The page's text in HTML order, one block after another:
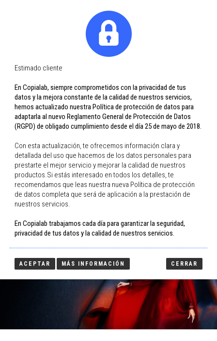
Hahnemühle
DIGIgraphie by Epson
lab@copialab.com
Contactar
PIDE TUS
ONLINE
EDITOR
COPIABOOKS
ONLINE
Estimado cliente
En Copialab, siempre comprometidos con la privacidad de tus
datos y la mejora constante de la calidad de nuestros servicios,
hemos actualizado nuestra Política de protección de datos para
adaptarla al nuevo Reglamento General de Protección de Datos
(RGPD) de obligado cumplimiento desde el día 25 de mayo de 2018.
Con esta actualización, te ofrecemos información clara y
detallada del uso que hacemos de los datos personales para
prestarte el mejor servicio y mejorar la calidad de nuestros
productos.Si estás interesado en todos los detalles, te
recomendamos que leas nuestra nueva Política de protección
de datos completa que será de aplicación a la prestación de
nuestros servicios.
En Copialab trabajamos cada día para garantizar la seguridad,
privacidad de tus datos y la calidad de nuestros servicios.
ACEPTAR MÁS INFORMACIÓN CERRAR